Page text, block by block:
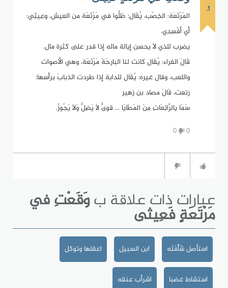
1.
المَرْتَعَة: الخِصْب، يُقَال: ظلُّوا في مَرْتَعَة من العيش، وعِيثِي:
أي أفْسِدِي.
يضرب للذي لاَ يحسن إيالة ماله إذا قدر على كثرة مال.
قَالَ الفراء: يُقَال كانت لنا البارحَةَ مَرْتَعَة، وهي الأصوات
واللعب، وقال غيره: يُقَال للدابة إذا طردت الذبابَ برأسها:
رتعت، قَالَ مصاد بن زهير
سَمَا بِالرَّاتِعَاتِ مِنَ المَطَايَا ... قوىٌّ لاَ يَضِلُّ وَلاَ يَجُوزُ.
0
0
عبارات ذات علاقة بوَقَعْتِ في
مَرْتَعَةٍ فَعِيثى
استأصل شَأْفَتَه ابن السبيل اعقلها وتوكل
استشاط غضبا اشرأب عنقه